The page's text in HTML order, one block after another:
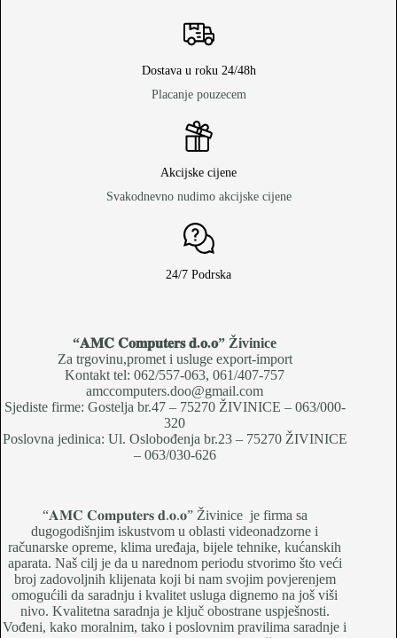
Dostava u roku 24/48h
Placanje pouzecem
Akcijske cijene
Svakodnevno nudimo akcijske cijene
24/7 Podrska
“𝐀𝐌𝐂 𝐂𝐨𝐦𝐩𝐮𝐭𝐞𝐫𝐬 𝐝.𝐨.𝐨” Živinice
Za trgovinu,promet i usluge export-import
Kontakt tel: 062/557-063, 061/407-757
amccomputers.doo@gmail.com
Sjediste firme: Gostelja br.47 – 75270 ŽIVINICE – 063/000-
320
Poslovna jedinica: Ul. Oslobođenja br.23 – 75270 ŽIVINICE
– 063/030-626
“𝐀𝐌𝐂 𝐂𝐨𝐦𝐩𝐮𝐭𝐞𝐫𝐬 𝐝.𝐨.𝐨” Živinice je firma sa
dugogodišnjim iskustvom u oblasti videonadzorne i
računarske opreme, klima uređaja, bijele tehnike, kućanskih
aparata. Naš cilj je da u narednom periodu stvorimo što veći
broj zadovoljnih klijenata koji bi nam svojim povjerenjem
omogućili da saradnju i kvalitet usluga dignemo na još viši
nivo. Kvalitetna saradnja je ključ obostrane uspješnosti.
Vođeni, kako moralnim, tako i poslovnim pravilima saradnje i